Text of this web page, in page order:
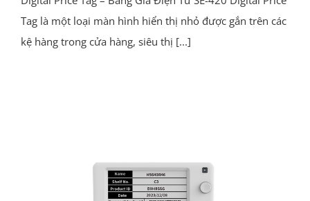
Tag là một loại màn hình hiển thị nhỏ được gắn trên các
kệ hàng trong cửa hàng, siêu thị [...]